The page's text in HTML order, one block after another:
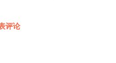
评论